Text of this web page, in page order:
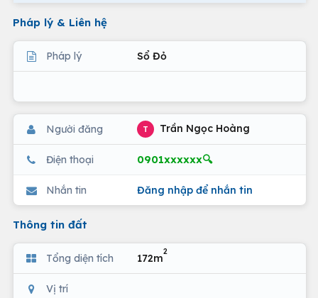
Pháp lý & Liên hệ
Pháp lý Sổ Đỏ
Người đăng T Trần Ngọc Hoàng
Điện thoại 0901xxxxxx🔍
Nhắn tin Đăng nhập để nhắn tin
Thông tin đất
Tổng diện tích 172m
2
Vị trí